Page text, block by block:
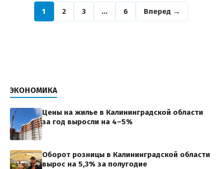
1 2 3 … 6 Вперед →
ЭКОНОМИКА
Цены на жилье в Калининградской области
за год выросли на 4–5%
Оборот розницы в Калининградской области
вырос на 5,3% за полугодие